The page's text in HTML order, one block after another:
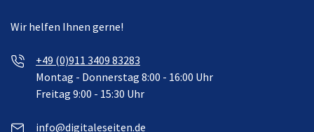
Wir helfen Ihnen gerne!
+49 (0)911 3409 83283
Montag - Donnerstag 8:00 - 16:00 Uhr
Freitag 9:00 - 15:30 Uhr
info@digitaleseiten.de